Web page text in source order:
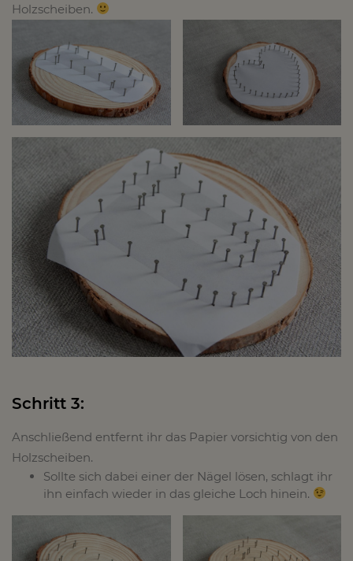
Holzscheiben.
Schritt 3:
Anschließend entfernt ihr das Papier vorsichtig von den
Holzscheiben.
Sollte sich dabei einer der Nägel lösen, schlagt ihr
ihn einfach wieder in das gleiche Loch hinein.